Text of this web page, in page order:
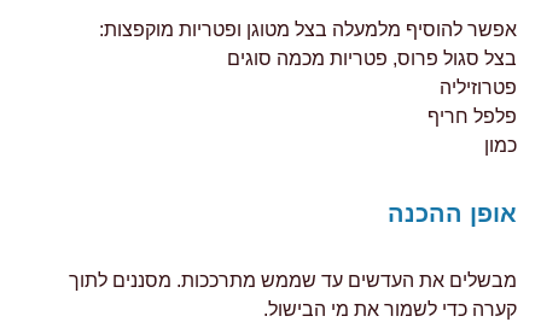
אפשר להוסיף מלמעלה בצל מטוגן ופטריות מוקפצות:
בצל סגול פרוס, פטריות מכמה סוגים
פטרוזיליה
פלפל חריף
כמון
אופן ההכנה
מבשלים את העדשים עד שממש מתרככות. מסננים לתוך
קערה כדי לשמור את מי הבישול.